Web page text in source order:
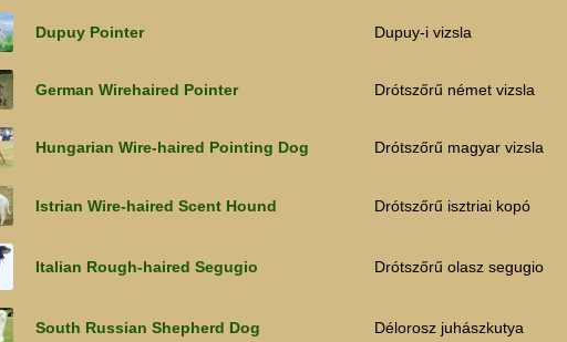
Dupuy Pointer Dupuy-i vizsla
German Wirehaired Pointer Drótszőrű német vizsla
Hungarian Wire-haired Pointing Dog Drótszőrű magyar vizsla
Istrian Wire-haired Scent Hound Drótszőrű isztriai kopó
Italian Rough-haired Segugio Drótszőrű olasz segugio
South Russian Shepherd Dog Délorosz juhászkutya